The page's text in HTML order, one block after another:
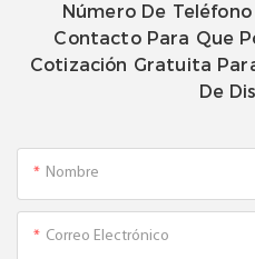
Número De
Contacto Para Que
Cotización Gratuita
De
Nombre
Correo Electrónico